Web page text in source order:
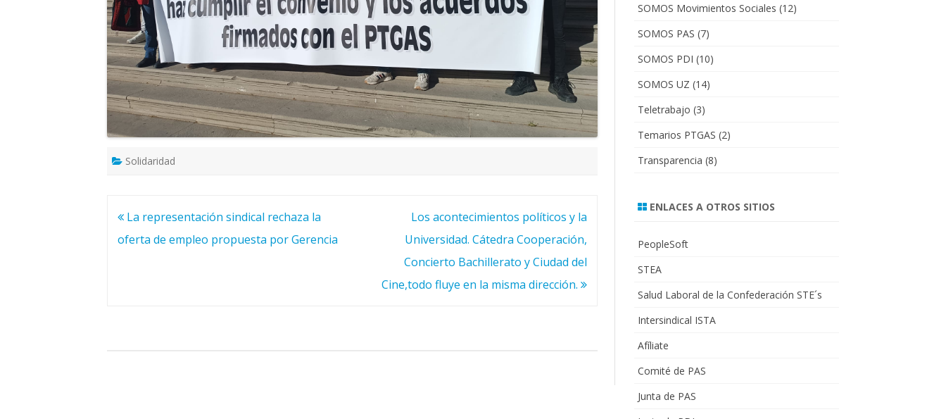
Solidaridad
Navegación
de
La representación sindical rechaza la
oferta de empleo propuesta por Gerencia
Los acontecimientos políticos y la
Universidad. Cátedra Cooperación,
Concierto Bachillerato y Ciudad del
Cine,todo fluye en la misma dirección.
SOMOS Movimientos Sociales (12)
SOMOS PAS (7)
SOMOS PDI (10)
SOMOS UZ (14)
Teletrabajo (3)
Temarios PTGAS (2)
Transparencia (8)
ENLACES A OTROS SITIOS
PeopleSoft
STEA
Salud Laboral de la Confederación STE´s
Intersindical ISTA
Afíliate
Comité de PAS
Junta de PAS